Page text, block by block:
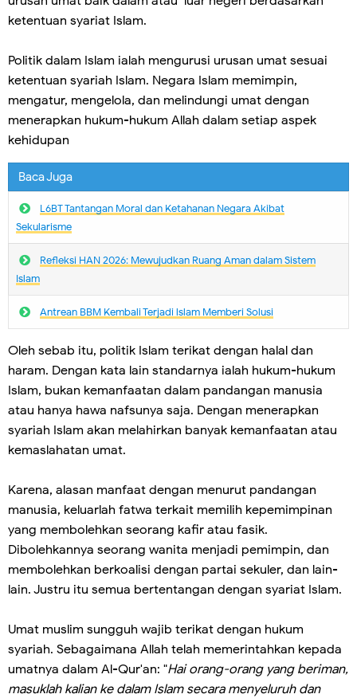
ketentuan syariat Islam.
Politik dalam Islam ialah mengurusi urusan umat sesuai
ketentuan syariah Islam. Negara Islam memimpin,
mengatur, mengelola, dan melindungi umat dengan
menerapkan hukum-hukum Allah dalam setiap aspek
kehidupan
Baca Juga
L6BT Tantangan Moral dan Ketahanan Negara Akibat
Sekularisme
Refleksi HAN 2026: Mewujudkan Ruang Aman dalam Sistem
Islam
Antrean BBM Kembali Terjadi lslam Memberi Solusi
Oleh sebab itu, politik Islam terikat dengan halal dan
haram. Dengan kata lain standarnya ialah hukum-hukum
Islam, bukan kemanfaatan dalam pandangan manusia
atau hanya hawa nafsunya saja. Dengan menerapkan
syariah Islam akan melahirkan banyak kemanfaatan atau
kemaslahatan umat.
Karena, alasan manfaat dengan menurut pandangan
manusia, keluarlah fatwa terkait memilih kepemimpinan
yang membolehkan seorang kafir atau fasik.
Dibolehkannya seorang wanita menjadi pemimpin, dan
membolehkan berkoalisi dengan partai sekuler, dan lain-
lain. Justru itu semua bertentangan dengan syariat Islam.
Umat muslim sungguh wajib terikat dengan hukum
syariah. Sebagaimana Allah telah memerintahkan kepada
umatnya dalam Al-Qur'an: "Hai orang-orang yang beriman,
masuklah kalian ke dalam Islam secara menyeluruh dan